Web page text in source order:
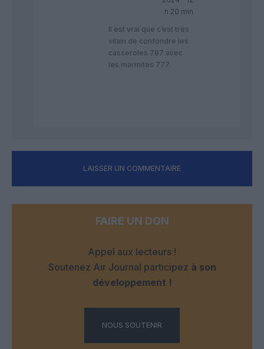
h 20 min
Il est vrai que c’est très
vilain de confondre les
casseroles 787 avec
les marmites 777.
LAISSER UN COMMENTAIRE
FAIRE UN DON
Appel aux lecteurs !
Soutenez Air Journal participez à son
développement !
NOUS SOUTENIR